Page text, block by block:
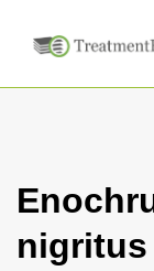
nigritus